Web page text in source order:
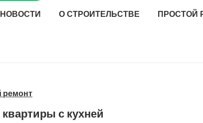
НОВОСТИ О СТРОИТЕЛЬСТВЕ ПРОСТОЙ
ремонт
с кухней